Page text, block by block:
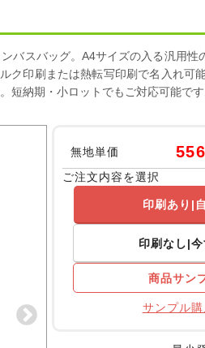
バスバッグ。A4サイズの入る汎用性
ク印刷または熱転写印刷で名入れ可
短納期・小ロットでもご対応可能です
無地単価
ご注文内容を選択
印刷あり
印刷なし
商品サン
サンプル